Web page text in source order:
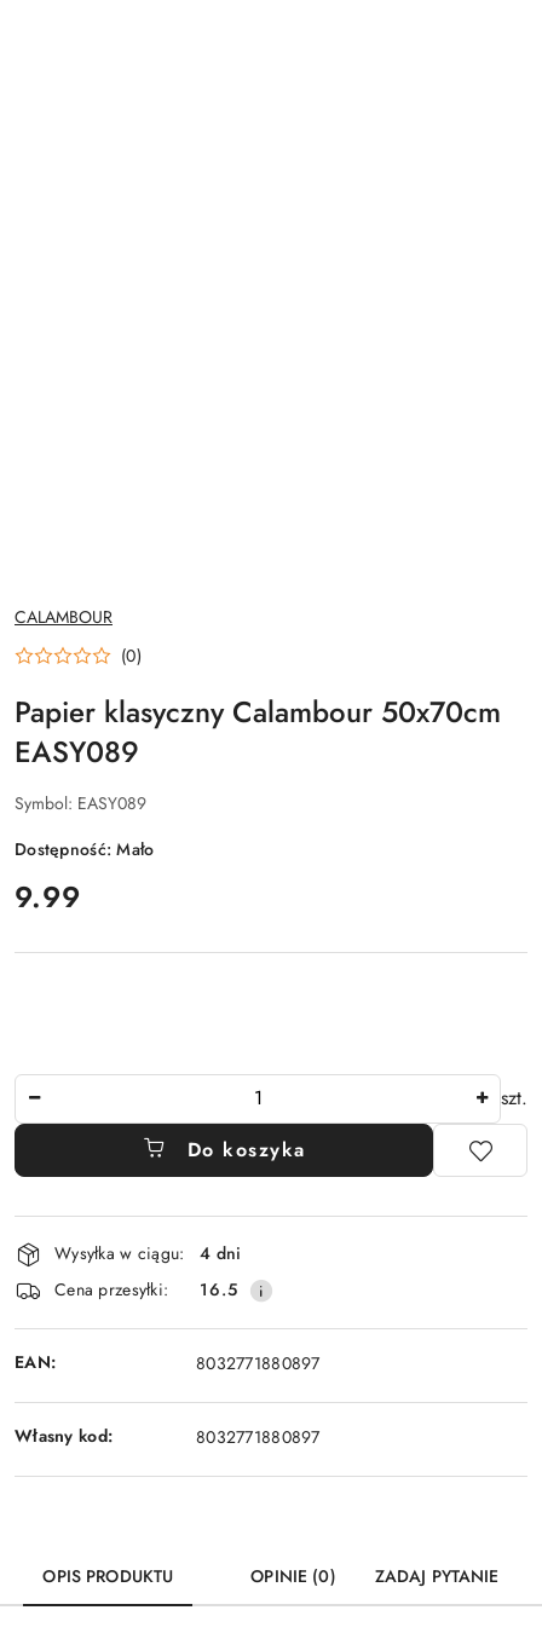
NAZWA
PRODUCENTA:
CALAMBOUR
(0)
Papier klasyczny Calambour 50x70cm
EASY089
Symbol: EASY089
Dostępność:Mało
cena:
9.99
szt.
Do koszyka
Dostępność
i
dostawa
Wysyłka w ciągu:
4 dni
Cena przesyłki:
16.5
EAN: 8032771880897
Własny kod: 8032771880897
OPIS PRODUKTU OPINIE (0) ZADAJ PYTANIE